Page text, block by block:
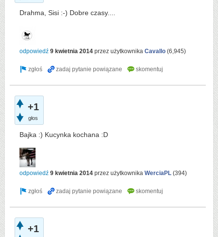
Drahma, Sisi :-) Dobre czasy....
odpowiedź 9 kwietnia 2014 przez użytkownika Cavallo (6,945)
+1
głos
Bajka :) Kucynka kochana :D
odpowiedź 9 kwietnia 2014 przez użytkownika WerciaPL (394)
+1